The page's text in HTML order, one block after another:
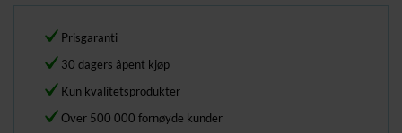
Prisgaranti
30 dagers åpent kjøp
Kun kvalitetsprodukter
Over 500 000 fornøyde kunder